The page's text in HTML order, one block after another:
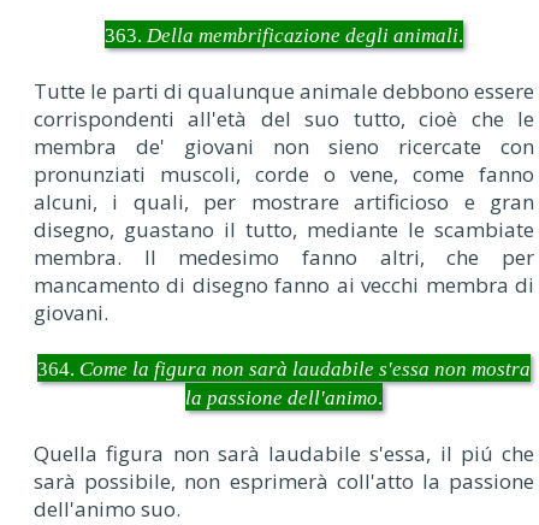
363. Della membrificazione degli animali.
Tutte le parti di qualunque animale debbono essere
corrispondenti all'età del suo tutto, cioè che le
membra de' giovani non sieno ricercate con
pronunziati muscoli, corde o vene, come fanno
alcuni, i quali, per mostrare artificioso e gran
disegno, guastano il tutto, mediante le scambiate
membra. Il medesimo fanno altri, che per
mancamento di disegno fanno ai vecchi membra di
giovani.
364. Come la figura non sarà laudabile s'essa non mostra
la passione dell'animo.
Quella figura non sarà laudabile s'essa, il piú che
sarà possibile, non esprimerà coll'atto la passione
dell'animo suo.